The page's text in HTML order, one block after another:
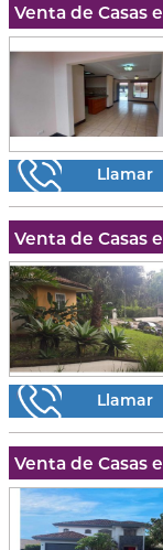
Venta de Casas
Llamar
Venta de Casas
Llamar
Venta de Casas